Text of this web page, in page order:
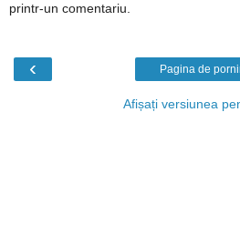
printr-un comentariu.
‹ Pagina de
Afișați versiunea